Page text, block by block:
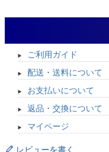
ご利用ガイド
配送・送料について
お支払いについて
返品・交換について
マイページ
レビューを書く